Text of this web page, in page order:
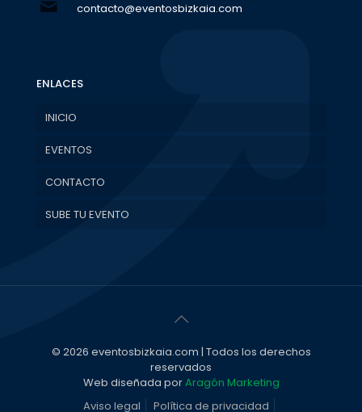
contacto@eventosbizkaia.com
ENLACES
INICIO
EVENTOS
CONTACTO
SUBE TU EVENTO
© 2026 eventosbizkaia.com | Todos los derechos
reservados
Web diseñada porAragón Marketing
Aviso legal
Política de privacidad